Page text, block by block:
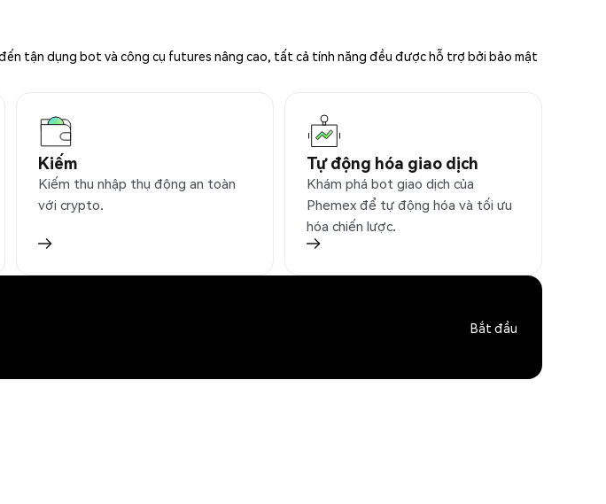
tận dụng bot và công cụ futures nâng cao, tất cả tính năng đều được hỗ trợ bởi bảo mật
Kiếm
Kiếm thu nhập thụ động an toàn
với crypto.
Tự động hóa giao dịch
Khám phá bot giao dịch của
Phemex để tự động hóa và tối ưu
hóa chiến lược.
Bắt đầu